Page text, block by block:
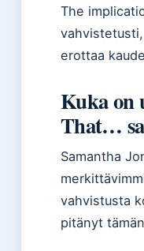
The
erottaa
Kuka on
That…
Samantha
vahvistusta
pitänyt